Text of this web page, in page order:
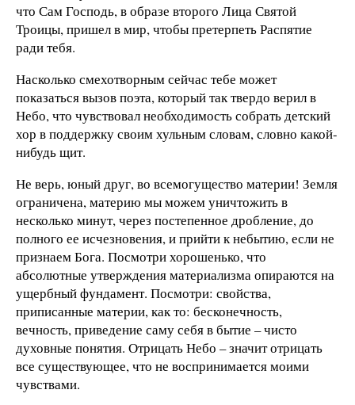
что Сам Господь, в образе второго Лица Святой
Троицы, пришел в мир, чтобы претерпеть Распятие
ради тебя.
Насколько смехотворным сейчас тебе может
показаться вызов поэта, который так твердо верил в
Небо, что чувствовал необходимость собрать детский
хор в поддержку своим хульным словам, словно какой-
нибудь щит.
Не верь, юный друг, во всемогущество материи! Земля
ограничена, материю мы можем уничтожить в
несколько минут, через постепенное дробление, до
полного ее исчезновения, и прийти к небытию, если не
признаем Бога. Посмотри хорошенько, что
абсолютные утверждения материализма опираются на
ущербный фундамент. Посмотри: свойства,
приписанные материи, как то: бесконечность,
вечность, приведение саму себя в бытие – чисто
духовные понятия. Отрицать Небо – значит отрицать
все существующее, что не воспринимается моими
чувствами.